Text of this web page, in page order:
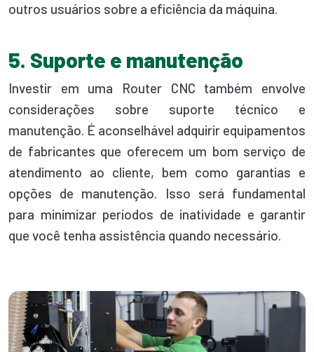
outros usuários sobre a eficiência da máquina.
5. Suporte e manutenção
Investir em uma Router CNC também envolve
considerações sobre suporte técnico e
manutenção. É aconselhável adquirir equipamentos
de fabricantes que oferecem um bom serviço de
atendimento ao cliente, bem como garantias e
opções de manutenção. Isso será fundamental
para minimizar períodos de inatividade e garantir
que você tenha assistência quando necessário.